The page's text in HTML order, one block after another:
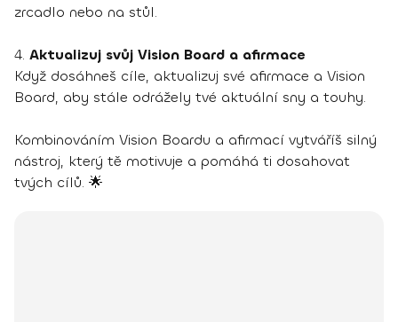
zrcadlo nebo na stůl.
4. Aktualizuj svůj Vision Board a afirmace
Když dosáhneš cíle, aktualizuj své afirmace a Vision
Board, aby stále odrážely tvé aktuální sny a touhy.
Kombinováním Vision Boardu a afirmací vytváříš silný
nástroj, který tě motivuje a pomáhá ti dosahovat
tvých cílů. 🌟